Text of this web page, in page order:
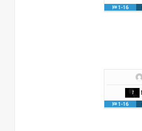
1-16
1-16